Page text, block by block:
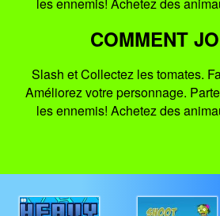
COMMENT
Slash et Collectez les tomates.
Améliorez votre personnage.
les ennemis! Achetez des